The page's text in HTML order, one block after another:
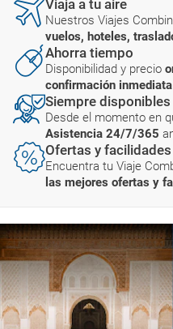
Viaja a tu aire
Nuestros Viajes
vuelos, hoteles,
Ahorra tiempo
Disponibilidad y precio
confirmación inmediata
Siempre
Desde el momento en
Asistencia 24/7/365
Ofertas y
Encuentra tu Viaje
las mejores ofertas y